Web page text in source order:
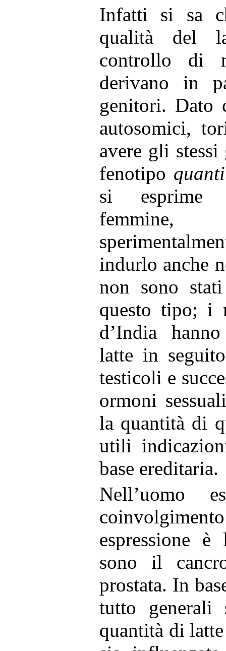
Infatti si sa
qualità del
controllo di
derivano in
genitori. Dato
autosomici,
avere gli
fenotipo
si esprime
indurlo anche
non sono
questo tipo; i
d’India
latte in
testicoli e
ormoni
la quantità di
utili
base ereditaria.
Nell’uomo
espressione
sono il
prostata. In
tutto generali
quantità di